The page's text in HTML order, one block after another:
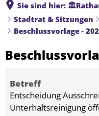
Sie sind hier:
Stadtrat & Sitzungen
Beschlussvorlage -
Betreff
Entscheidung
Unterhaltsreinigung